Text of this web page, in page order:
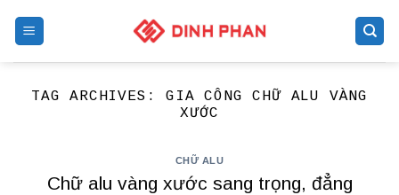
TAG ARCHIVES:GIA CÔNG CHỮ ALU VÀNG
XƯỚC
CHỮ ALU
Chữ alu vàng xước sang trọng, đẳng